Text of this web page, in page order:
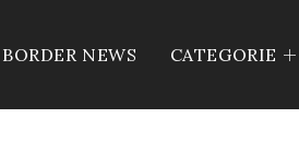
BORDER NEWS CATEGORIE